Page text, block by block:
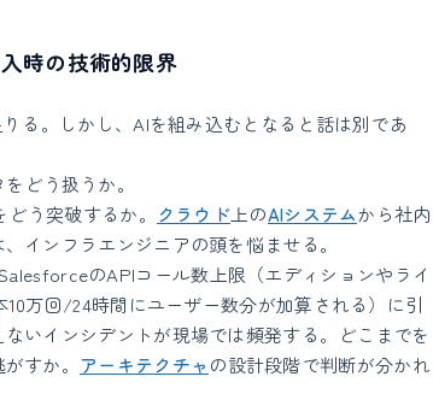
時の技術的限界
りる。しかし、AIを組み込むとなると話は別であ
どう扱うか。
う突破するか。 クラウド上のAIシステムから社内
インフラエンジニアの頭を悩ませる。
のAPIコール数上限（エディションやライ
万回/24時間にユーザー数分が加算される）に引
いインシデントが現場では頻発する。どこまでを
すか。 アーキテクチャ の設計段階で判断が分かれ